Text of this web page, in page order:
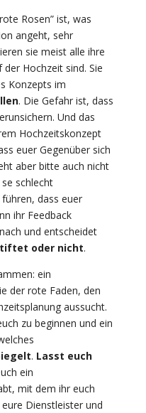
Rosen” ist, was
angeht, sehr
sie meist alle ihre
Hochzeit sind. Sie
Konzepts im
. Die Gefahr ist, dass
Und das
Hochzeitskonzept
euer Gegenüber sich
aber bitte auch nicht
schlecht
dass euer
ihr Feedback
und entscheidet
oder nicht.
ein
der rote Faden, den
aussucht.
zu beginnen und ein
. Lasst euch
ein
mit dem ihr euch
Dienstleister und